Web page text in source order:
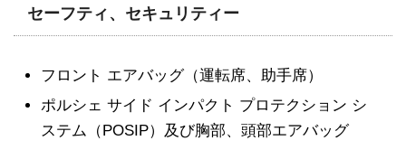
セーフティ、セキュリティー
フロント エアバッグ（運転席、助手席）
ポルシェ サイド インパクト プロテクション シ
ステム（POSIP）及び胸部、頭部エアバッグ